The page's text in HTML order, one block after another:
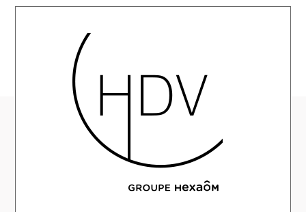
HDV-realisation-
Alliance-Caudrot-
_0011_DSCF5161